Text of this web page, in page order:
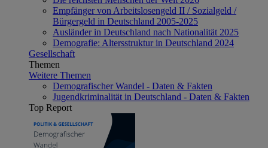
Empfänger von Arbeitslosengeld II / Sozialgeld /
Bürgergeld in Deutschland 2005-2025
Ausländer in Deutschland nach Nationalität 2025
Demografie: Altersstruktur in Deutschland 2024
Gesellschaft
Themen
Weitere Themen
Demografischer Wandel - Daten & Fakten
Jugendkriminalität in Deutschland - Daten & Fakten
Top Report